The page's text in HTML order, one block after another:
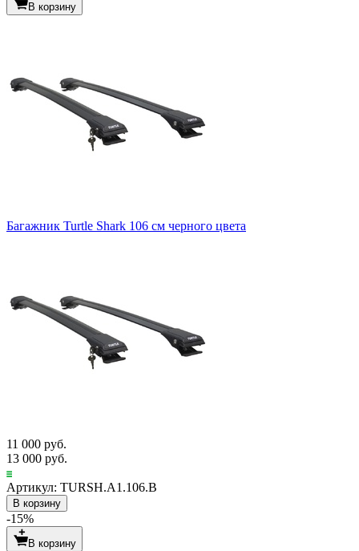
В корзину
Багажник Turtle Shark 106 см черного цвета
11 000 руб.
13 000 руб.
Артикул: TURSH.A1.106.B
В корзину
-15%
В корзину